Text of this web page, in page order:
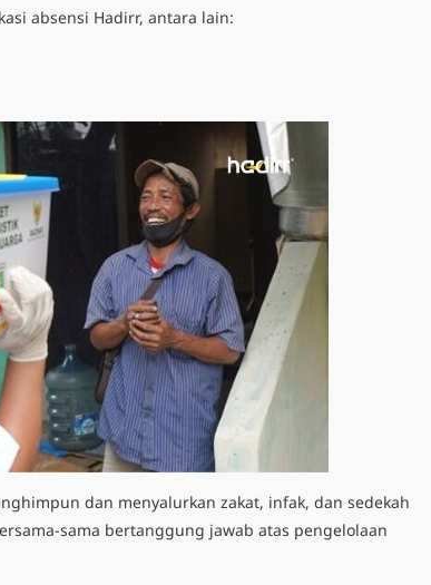
absensi Hadirr, antara lain:
dan menyalurkan zakat, infak, dan sedekah
sama bertanggung jawab atas pengelolaan